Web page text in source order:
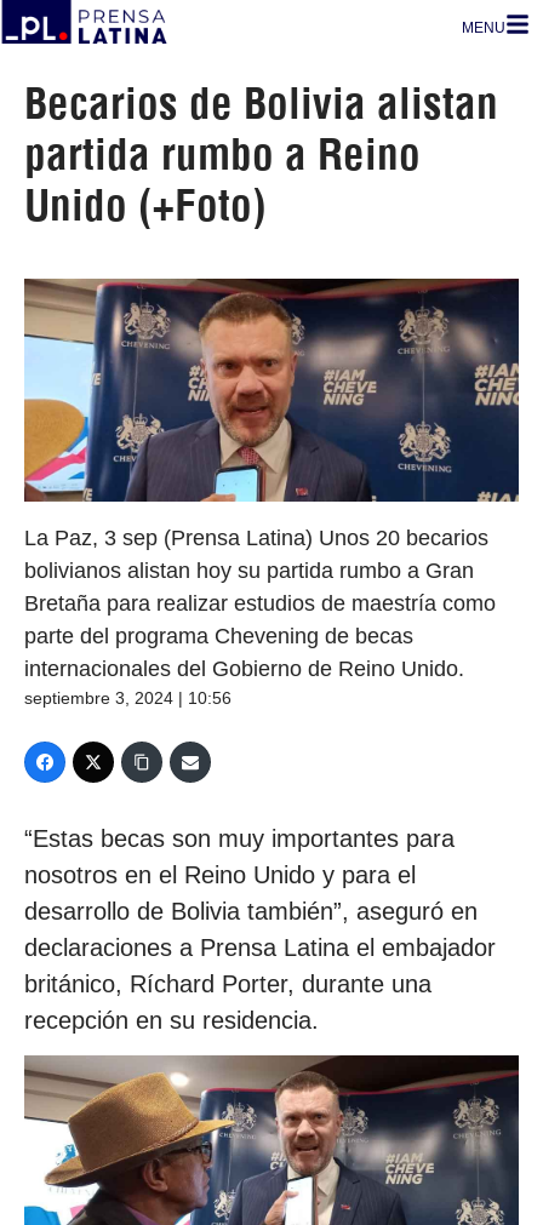
MENU
Becarios de Bolivia alistan
partida rumbo a Reino
Unido (+Foto)
La Paz, 3 sep (Prensa Latina) Unos 20 becarios
bolivianos alistan hoy su partida rumbo a Gran
Bretaña para realizar estudios de maestría como
parte del programa Chevening de becas
internacionales del Gobierno de Reino Unido.
septiembre 3, 2024 | 10:56
“Estas becas son muy importantes para
nosotros en el Reino Unido y para el
desarrollo de Bolivia también”, aseguró en
declaraciones a Prensa Latina el embajador
británico, Ríchard Porter, durante una
recepción en su residencia.